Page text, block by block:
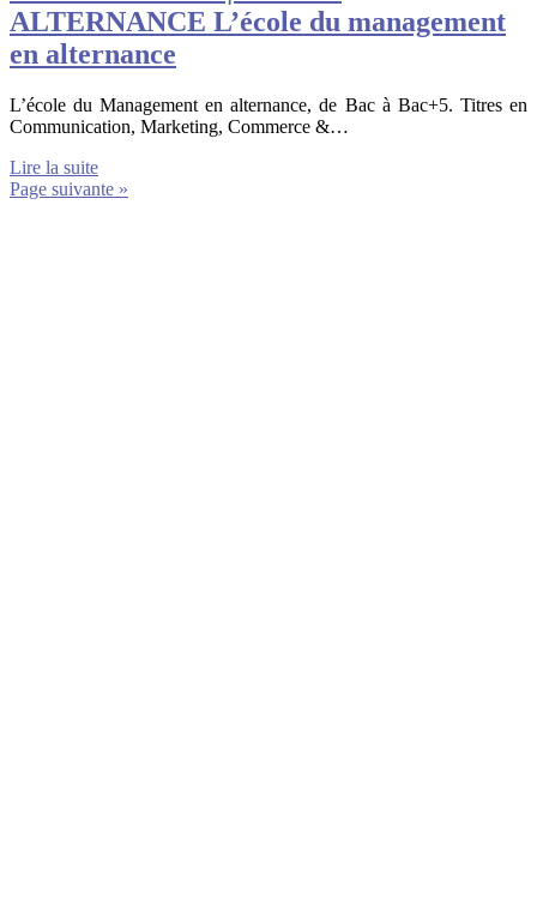
ALTERNANCE L’école du management
en alternance
L’école du Management en alternance, de Bac à Bac+5. Titres en
Communication, Marketing, Commerce &…
Lire la suite
Page suivante »